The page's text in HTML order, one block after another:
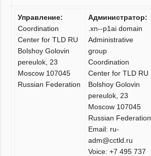
Управление:
Coordination
Center for TLD RU
Bolshoy Golovin
pereulok, 23
Moscow 107045
Russian Federation
Администратор:
.xn--p1ai domain
Administrative
group
Coordination
Center for TLD RU
Bolshoy Golovin
pereulok, 23
Moscow 107045
Russian Federation
Email: ru-
adm@cctld.ru
Voice: +7 495 737